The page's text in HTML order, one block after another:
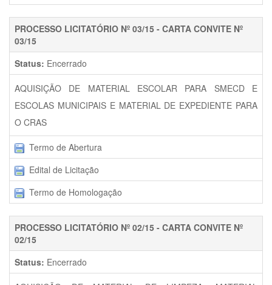
PROCESSO LICITATÓRIO Nº 03/15 - CARTA CONVITE Nº
03/15
Status: Encerrado
AQUISIÇÃO DE MATERIAL ESCOLAR PARA SMECD E
ESCOLAS MUNICIPAIS E MATERIAL DE EXPEDIENTE PARA
O CRAS
Termo de Abertura
Edital de Licitação
Termo de Homologação
PROCESSO LICITATÓRIO Nº 02/15 - CARTA CONVITE Nº
02/15
Status: Encerrado